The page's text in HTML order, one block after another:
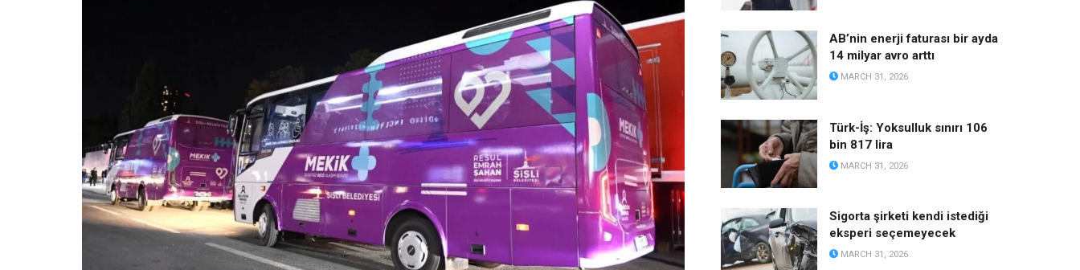
AB’nin enerji faturası bir ayda
14 milyar avro arttı
MARCH 31, 2026
Türk-İş: Yoksulluk sınırı 106
bin 817 lira
MARCH 31, 2026
Sigorta şirketi kendi istediği
eksperi seçemeyecek
MARCH 31, 2026